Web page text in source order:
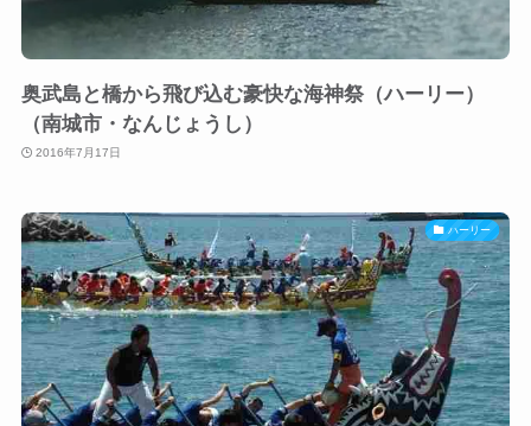
奥武島と橋から飛び込む豪快な海神祭（ハーリー）
（南城市・なんじょうし）
2016年7月17日
ハーリー